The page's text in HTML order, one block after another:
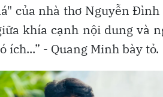
của nhà thơ Nguyễn
khía cạnh nội dung và
ích...” - Quang Minh bày tỏ.